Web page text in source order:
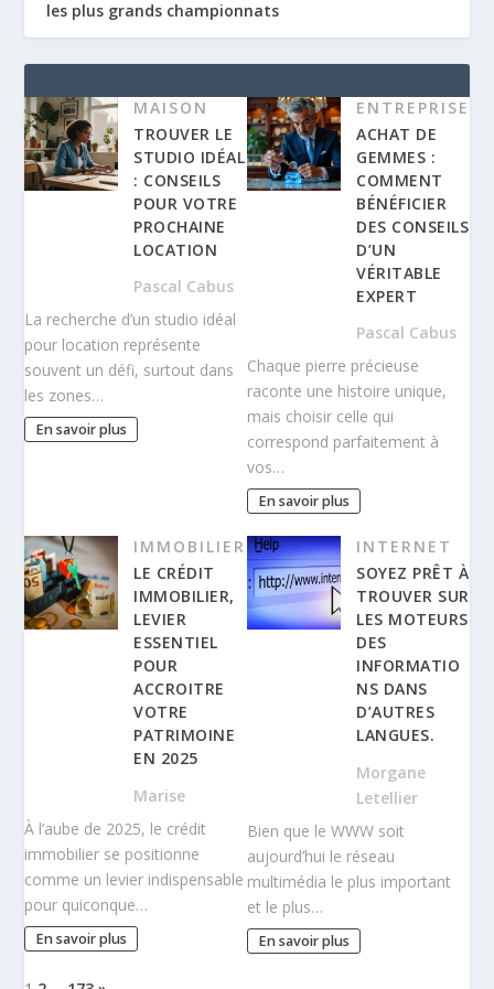
les plus grands championnats
MAISON
TROUVER LE
STUDIO IDÉAL
: CONSEILS
POUR VOTRE
PROCHAINE
LOCATION
Pascal Cabus
La recherche d’un studio idéal
pour location représente
souvent un défi, surtout dans
les zones…
En savoir plus
ENTREPRISE
ACHAT DE
GEMMES :
COMMENT
BÉNÉFICIER
DES CONSEILS
D’UN
VÉRITABLE
EXPERT
Pascal Cabus
Chaque pierre précieuse
raconte une histoire unique,
mais choisir celle qui
correspond parfaitement à
vos…
En savoir plus
IMMOBILIER
LE CRÉDIT
IMMOBILIER,
LEVIER
ESSENTIEL
POUR
ACCROITRE
VOTRE
PATRIMOINE
EN 2025
Marise
À l’aube de 2025, le crédit
immobilier se positionne
comme un levier indispensable
pour quiconque…
En savoir plus
INTERNET
SOYEZ PRÊT À
TROUVER SUR
LES MOTEURS
DES
INFORMATIO
NS DANS
D’AUTRES
LANGUES.
Morgane
Letellier
Bien que le WWW soit
aujourd’hui le réseau
multimédia le plus important
et le plus…
En savoir plus